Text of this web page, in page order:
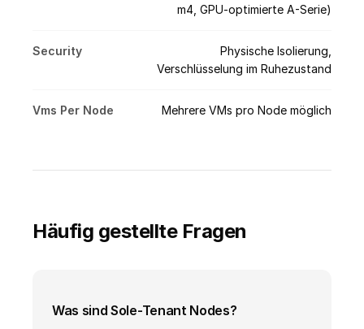
m4, GPU-optimierte A-Serie)
Security
Physische Isolierung,
Verschlüsselung im Ruhezustand
Vms Per Node Mehrere VMs pro Node möglich
Häufig gestellte Fragen
Was sind Sole-Tenant Nodes?